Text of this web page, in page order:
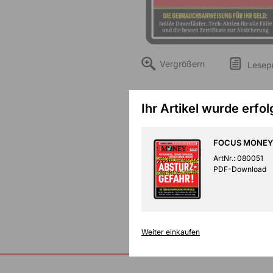
Vergrößern
Ihr Artikel wurde
FOCUS
ArtNr.: 080051
PDF-Download
Weiter einkaufen